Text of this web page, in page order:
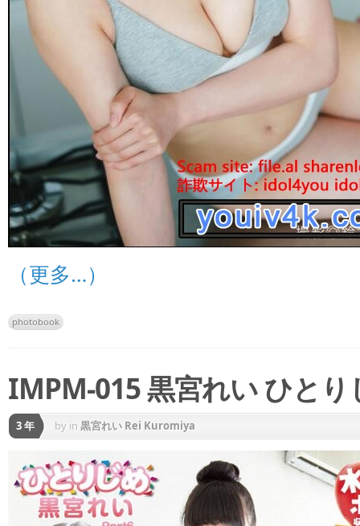
（更多…）
photobook
IMPM-015 黒宮れい ひと
3 年 by in 黒宮れい Rei Kuromiya